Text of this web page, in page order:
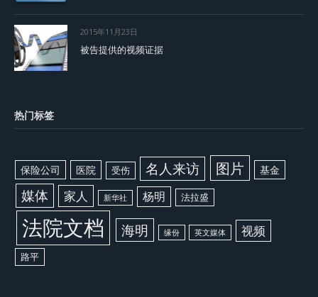
2015年11月23日
被告提供的视频证据
热门标签
保险公司 医院 受伤 名人来访 图片 基金
媒体 家人 新华社 杨明 法拉盛
法院文档 海明 缘份 英文媒体 视频
路平